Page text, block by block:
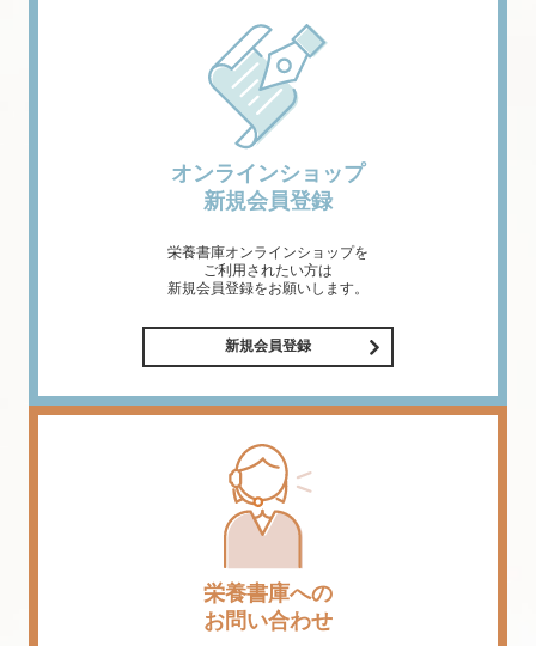
オンラインショップ
新規会員登録
栄養書庫オンラインショップを
ご利用されたい方は
新規会員登録をお願いします。
新規会員登録
栄養書庫への
お問い合わせ